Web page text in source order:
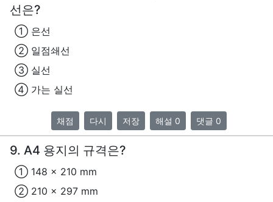
선은?
① 은선
② 일점쇄선
③ 실선
④ 가는 실선
채점 다시 저장 해설 0 댓글 0
9. A4 용지의 규격은?
① 148 x 210 mm
② 210 x 297 mm